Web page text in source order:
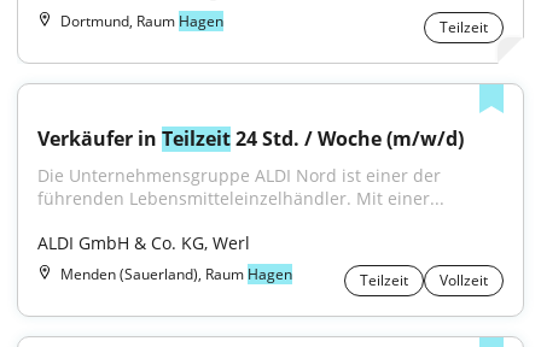
Dortmund, Raum Hagen Teilzeit
Verkäufer in Teilzeit 24 Std. / Woche (m/w/d)
Die Unternehmensgruppe ALDI Nord ist einer der
führenden Lebensmitteleinzelhändler. Mit einer...
ALDI GmbH & Co. KG, Werl
Menden (Sauerland), Raum Hagen Teilzeit Vollzeit